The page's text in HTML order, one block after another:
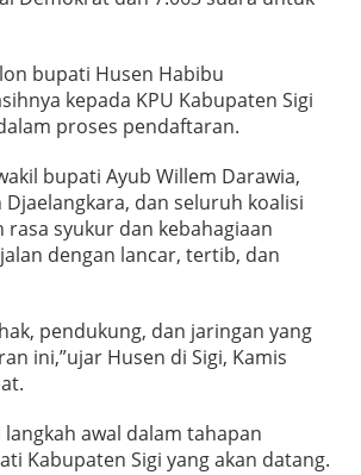
bupati Husen Habibu
kepada KPU Kabupaten Sigi
proses pendaftaran.
bupati Ayub Willem Darawia,
dan seluruh koalisi
syukur dan kebahagiaan
dengan lancar, tertib, dan
pendukung, dan jaringan yang
ini,”ujar Husen di Sigi, Kamis
awal dalam tahapan
Kabupaten Sigi yang akan datang.